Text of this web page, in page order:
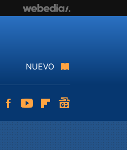
NUEVO
InstagramFacebookYoutubeFlipboard